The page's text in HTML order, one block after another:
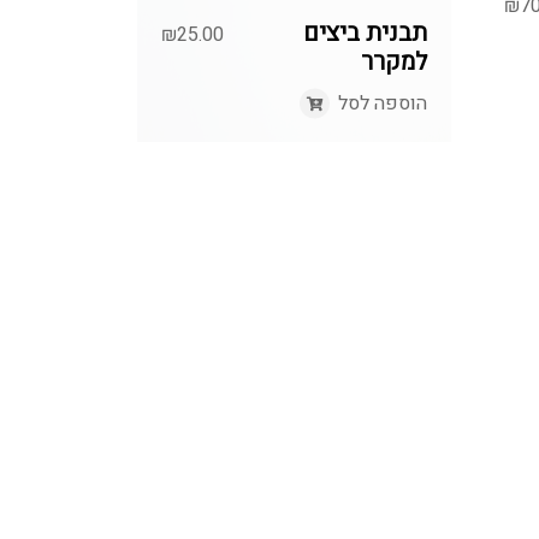
₪
תבנית ביצים
למקרר
הוספה לסל
₪25.00